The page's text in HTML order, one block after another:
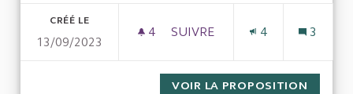
CRÉÉ LE
13/09/2023
4 4 ABONNÉS
SUIVRE
4 3
VOIR LA PROPOSITION